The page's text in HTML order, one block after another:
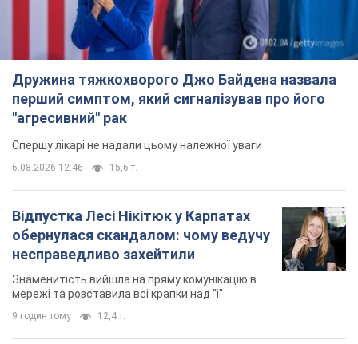
Дружина тяжкохворого Джо Байдена назвала
перший симптом, який сигналізував про його
"агресивний" рак
Спершу лікарі не надали цьому належної уваги
6.08.2026 12:46 15,6 т.
Відпустка Лесі Нікітюк у Карпатах
обернулася скандалом: чому ведучу
несправедливо захейтили
Знаменитість вийшла на пряму комунікацію в
мережі та розставила всі крапки над "і"
9 годин тому 12,4 т.